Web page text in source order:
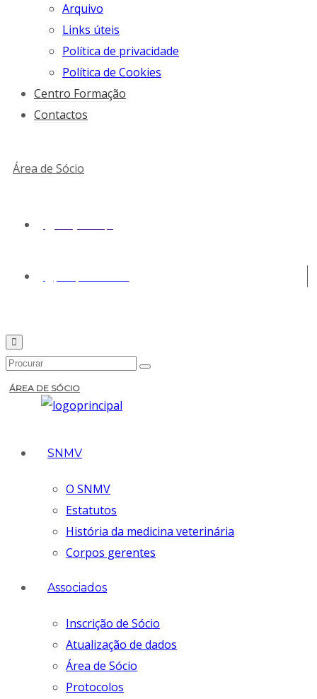
Arquivo
Links úteis
Política de privacidade
Política de Cookies
Centro Formação
Contactos
Área de Sócio
ÁREA DE SÓCIO
SNMV
O SNMV
Estatutos
História da medicina veterinária
Corpos gerentes
Associados
Inscrição de Sócio
Atualização de dados
Área de Sócio
Protocolos